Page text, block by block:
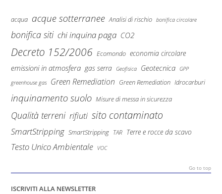
acqua acque sotterranee Analisi di rischio bonifica circolare
bonifica siti chi inquina paga CO2
Decreto 152/2006 Ecomondo economia circolare
emissioni in atmosfera gas serra Geofisica Geotecnica GPP
greenhouse gas Green Remediation Green Remediation Idrocarburi
inquinamento suolo Misure di messa in sicurezza
Qualità terreni rifiuti sito contaminato
SmartStripping SmartStripping TAR Terre e rocce da scavo
Testo Unico Ambientale VOC
Go to top
ISCRIVITI ALLA NEWSLETTER